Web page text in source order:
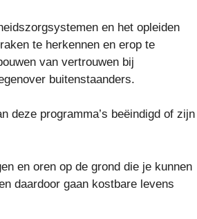
en het opleiden
te herkennen en erop te
van vertrouwen bij
buitenstaanders.
deze programma’s beëindigd of zijn
en oren op de grond die je kunnen
daardoor gaan kostbare levens